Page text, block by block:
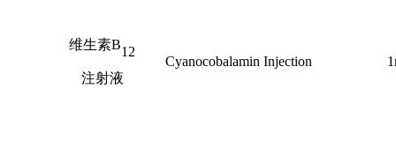
维生素B12
注射液
Cyanocobalamin Injection